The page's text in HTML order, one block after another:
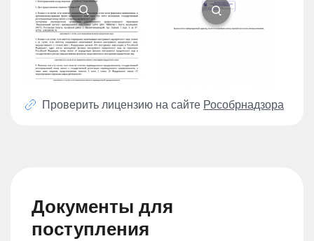
Проверить лицензию на сайте Рособрнадзора
Документы для
поступления